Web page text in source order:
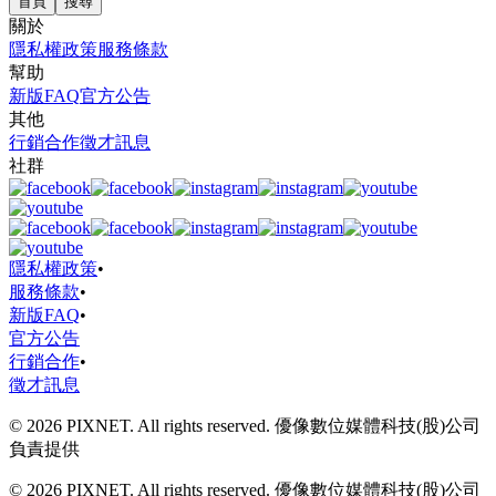
關於
隱私權政策服務條款
幫助
新版FAQ官方公告
其他
行銷合作徵才訊息
社群
隱私權政策•
服務條款•
新版FAQ•
官方公告
行銷合作•
徵才訊息
© 2026 PIXNET. All rights reserved. 優像數位媒體科技(股)公司
負責提供
© 2026 PIXNET. All rights reserved. 優像數位媒體科技(股)公司